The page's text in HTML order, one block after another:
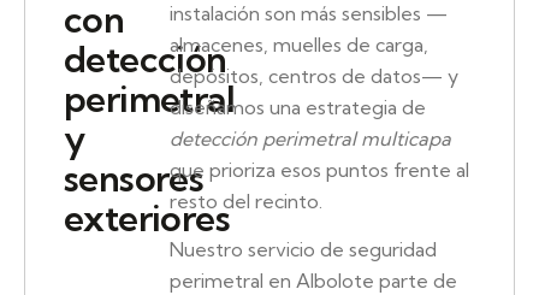
con
detección
perimetral
y
sensores
exteriores
instalación son más sensibles —
almacenes, muelles de carga,
depósitos, centros de datos— y
diseñamos una estrategia de
detección perimetral multicapa
que prioriza esos puntos frente al
resto del recinto.
Nuestro servicio de seguridad
perimetral en Albolote parte de